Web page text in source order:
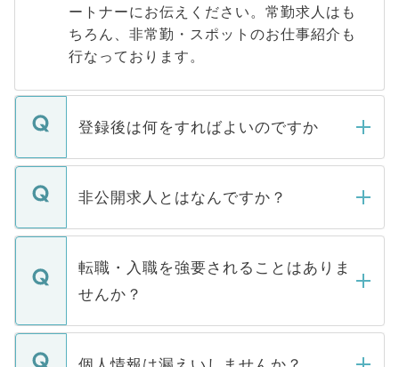
ートナーにお伝えください。常勤求人はも
ちろん、非常勤・スポットのお仕事紹介も
行なっております。
登録後は何をすればよいのですか
ご登録いただきましたら、弊社担当者がご
登録内容を確認し、その後メールもしくは
ます。通常、5営業日以内にはご連絡をせて
いただきますので、しばらくお待ちくださ
非公開求人とはなんですか？
マイナビDOCTORで取り扱っている求人の
うち約3割は、Webサイトからご覧いただ
けない「非公開求人」です。非公開求人は
下記の理由によって、一般には公開してい
ません。
転職・入職を強要されることはありま
せんか？
転職・入職を強要することは一切ありませ
ん。また、仮に応募先から内定をいただい